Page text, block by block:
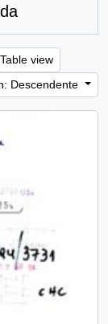
Table view
Descendente